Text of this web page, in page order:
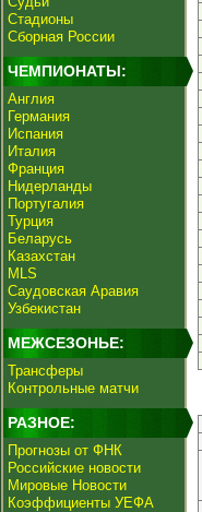
Стадионы
Сборная России
ЧЕМПИОНАТЫ:
Англия
Германия
Испания
Италия
Франция
Нидерланды
Португалия
Турция
Беларусь
Казахстан
MLS
Саудовская Аравия
Узбекистан
МЕЖСЕЗОНЬЕ:
Трансферы
Контрольные матчи
РАЗНОЕ:
Прогнозы от ФНК
Российские новости
Мировые Новости
Коэффициенты УЕФА